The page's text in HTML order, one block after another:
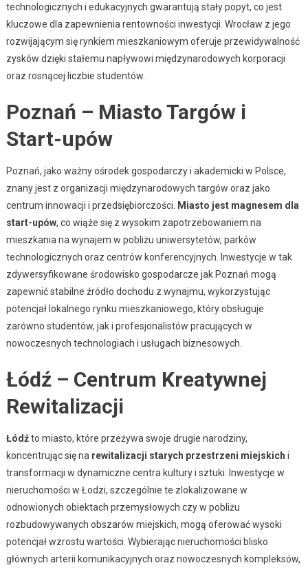
technologicznych i edukacyjnych gwarantują stały popyt, co jest
kluczowe dla zapewnienia rentowności inwestycji. Wrocław z jego
rozwijającym się rynkiem mieszkaniowym oferuje przewidywalność
zysków dzięki stałemu napływowi międzynarodowych korporacji
oraz rosnącej liczbie studentów.
Poznań – Miasto Targów i
Start-upów
Poznań, jako ważny ośrodek gospodarczy i akademicki w Polsce,
znany jest z organizacji międzynarodowych targów oraz jako
centrum innowacji i przedsiębiorczości.
Miasto jest magnesem dla
start-upów, co wiąże się z wysokim zapotrzebowaniem na
mieszkania na wynajem w pobliżu uniwersytetów, parków
technologicznych oraz centrów konferencyjnych. Inwestycje w tak
zdywersyfikowane środowisko gospodarcze jak Poznań mogą
zapewnić stabilne źródło dochodu z wynajmu, wykorzystując
potencjał lokalnego rynku mieszkaniowego, który obsługuje
zarówno studentów, jak i profesjonalistów pracujących w
nowoczesnych technologiach i usługach biznesowych.
Łódź – Centrum Kreatywnej
Rewitalizacji
Łódźto miasto, które przeżywa swoje drugie narodziny,
koncentrując się na rewitalizacji starych przestrzeni miejskich i
transformacji w dynamiczne centra kultury i sztuki. Inwestycje w
nieruchomości w Łodzi, szczególnie te zlokalizowane w
odnowionych obiektach przemysłowych czy w pobliżu
rozbudowywanych obszarów miejskich, mogą oferować wysoki
potencjał wzrostu wartości. Wybierając nieruchomości blisko
głównych arterii komunikacyjnych oraz nowoczesnych kompleksów,